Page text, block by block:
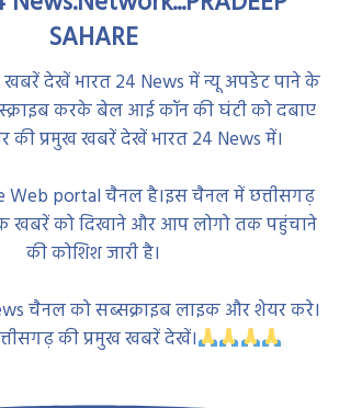
SAHARE
खबरें देखें भारत 24 News में न्यू अपडेट पाने के
करके बेल आई कॉन की घंटी को दबाए
की प्रमुख खबरें देखें भारत 24 News में।
Web portal चैनल है।इस चैनल में छत्तीसगढ़
खबरें को दिखाने और आप लोगो तक पहुंचाने
की कोशिश जारी है।
चैनल को सब्सक्राइब लाइक और शेयर करे।
की प्रमुख खबरें देखें।